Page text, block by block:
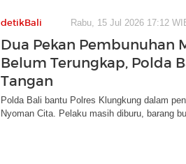
detikBali Rabu, 15 Jul 2026 17:12
Dua Pekan Pembunuhan
Belum Terungkap, Polda
Tangan
Polda Bali bantu Polres Klungkung dalam
Nyoman Cita. Pelaku masih diburu, barang